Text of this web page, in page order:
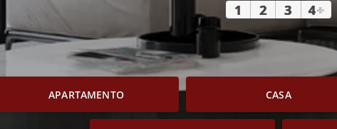
1 2 3 4+
APARTAMENTO CASA